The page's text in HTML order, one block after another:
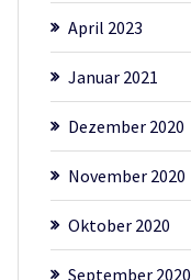
April 2023
Januar 2021
Dezember 2020
November 2020
Oktober 2020
September 2020